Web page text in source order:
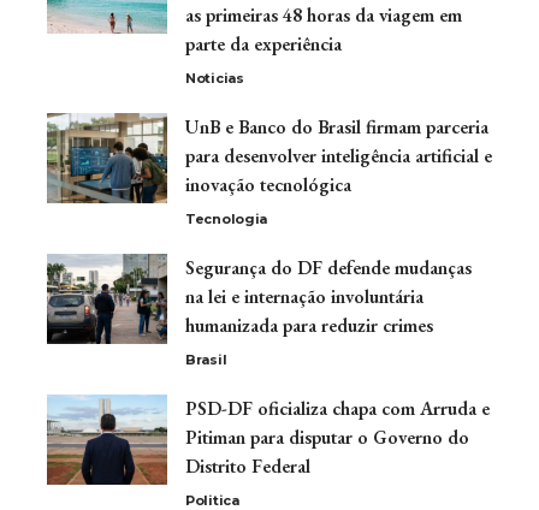
as primeiras 48 horas da viagem em
parte da experiência
Noticias
UnB e Banco do Brasil firmam parceria
para desenvolver inteligência artificial e
inovação tecnológica
Tecnologia
Segurança do DF defende mudanças
na lei e internação involuntária
humanizada para reduzir crimes
Brasil
PSD-DF oficializa chapa com Arruda e
Pitiman para disputar o Governo do
Distrito Federal
Politica